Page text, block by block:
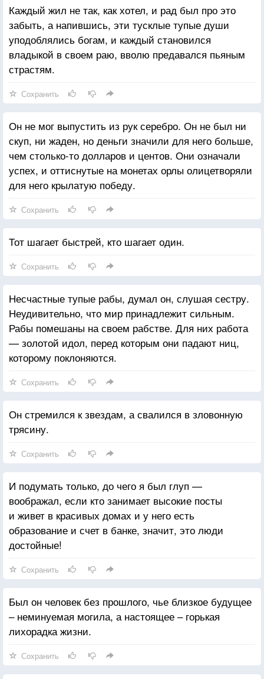
Каждый жил не так, как хотел, и рад был про это
забыть, а напившись, эти тусклые тупые души
уподоблялись богам, и каждый становился
владыкой в своем раю, вволю предавался пьяным
страстям.
Сохранить
Он не мог выпустить из рук серебро. Он не был ни
скуп, ни жаден, но деньги значили для него больше,
чем столько-то долларов и центов. Они означали
успех, и оттиснутые на монетах орлы олицетворяли
для него крылатую победу.
Сохранить
Тот шагает быстрей, кто шагает один.
Сохранить
Несчастные тупые рабы, думал он, слушая сестру.
Неудивительно, что мир принадлежит сильным.
Рабы помешаны на своем рабстве. Для них работа
— золотой идол, перед которым они падают ниц,
которому поклоняются.
Сохранить
Он стремился к звездам, а свалился в зловонную
трясину.
Сохранить
И подумать только, до чего я был глуп —
воображал, если кто занимает высокие посты
и живет в красивых домах и у него есть
образование и счет в банке, значит, это люди
достойные!
Сохранить
Был он человек без прошлого, чье близкое будущее
– неминуемая могила, а настоящее – горькая
лихорадка жизни.
Сохранить